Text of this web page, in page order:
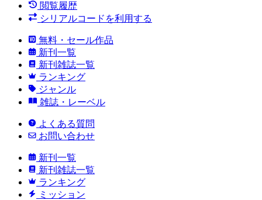
閲覧履歴
シリアルコードを利用する
無料・セール作品
新刊一覧
新刊雑誌一覧
ランキング
ジャンル
雑誌・レーベル
よくある質問
お問い合わせ
新刊一覧
新刊雑誌一覧
ランキング
ミッション